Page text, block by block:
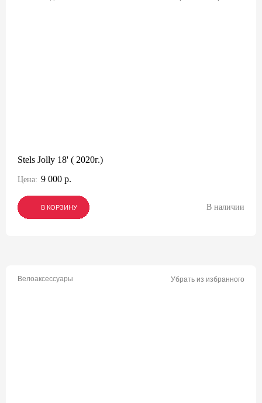
Stels Jolly 18' ( 2020г.)
Цена: 9 000 р.
В КОРЗИНУ
В КОРЗИНУ
В КОРЗИНУ В наличии
Велоаксессуары Убрать из избранного